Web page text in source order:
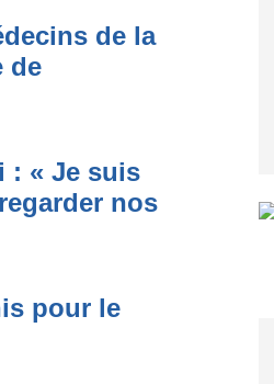
de la
de
: « Je suis
nos
pour le